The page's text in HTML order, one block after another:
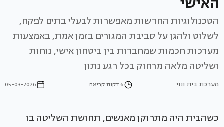
הטכנולוגיות החדשות מאפשרות לבעלי בתים לפקח,
לשלוט ולהגן על סביבת המגורים בזמן אמת, באמצעות
מערכות חכמות שמחברות בין ביטחון אישי, נוחות
ושליטה מלאה מרחוק בכל רגע נתון
מערכת בית ונוי 6 דקות קריאה 05-03-2026
כשהבית היה מתרוקן מאנשים, תחושת השליטה בו